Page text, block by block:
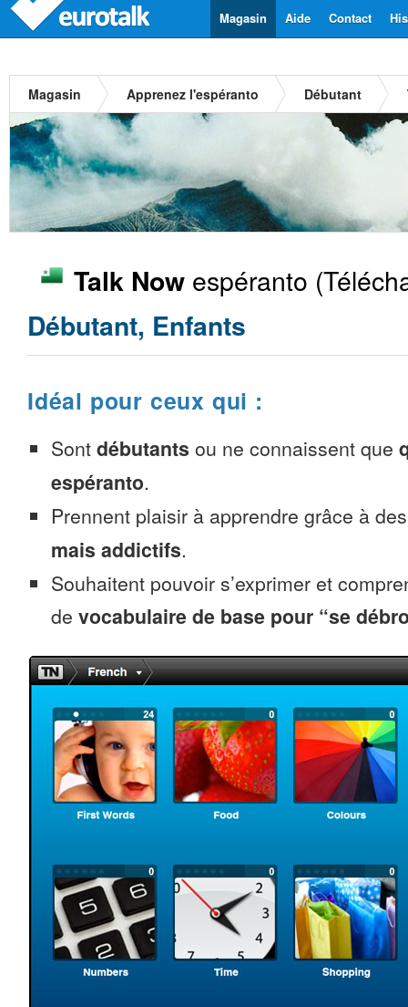
Contact
Aide
Magasin
Magasin Apprenez l'espéranto Débutant
Talk Now espéranto
Débutant, Enfants
Idéal pour ceux qui :
Sont débutants ou ne connaissent que
espéranto.
Prennent plaisir à apprendre grâce à
mais addictifs.
Souhaitent pouvoir s’exprimer et
de vocabulaire de base pour “se